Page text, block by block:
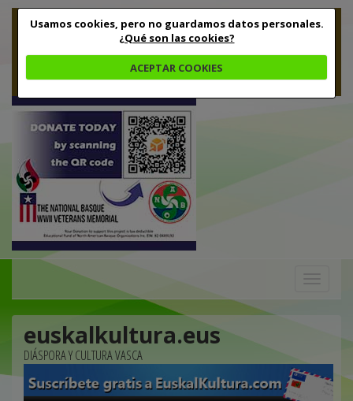
Usamos cookies, pero no guardamos datos personales.
¿Qué son las cookies?
ACEPTAR COOKIES
euskalkultura.eus
DIÁSPORA Y CULTURA VASCA